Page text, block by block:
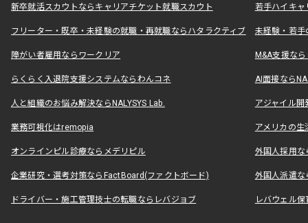
新卒就活スカウトならキャリアチケット就職スカウト 若手ハイキ
フリーター・既卒・未経験の就職・再就職ならハタラクティブ 未経験・若手
障がい者雇用ならワークリア M&A支援な
らくらく入退院支援システムならわんコネ AI面接なら
人と組織のお悩み解決ならNALYSYS Lab. アジャイル
業務可視化はremopia アメリカの
オンラインピル診療ならメデリピル 外国人採用
企業研究・選考対策ならFactBoard(ファクトボード) 外国人派遣な
ドライバー・施工管理技士の転職ならレバジョブ レバウェル